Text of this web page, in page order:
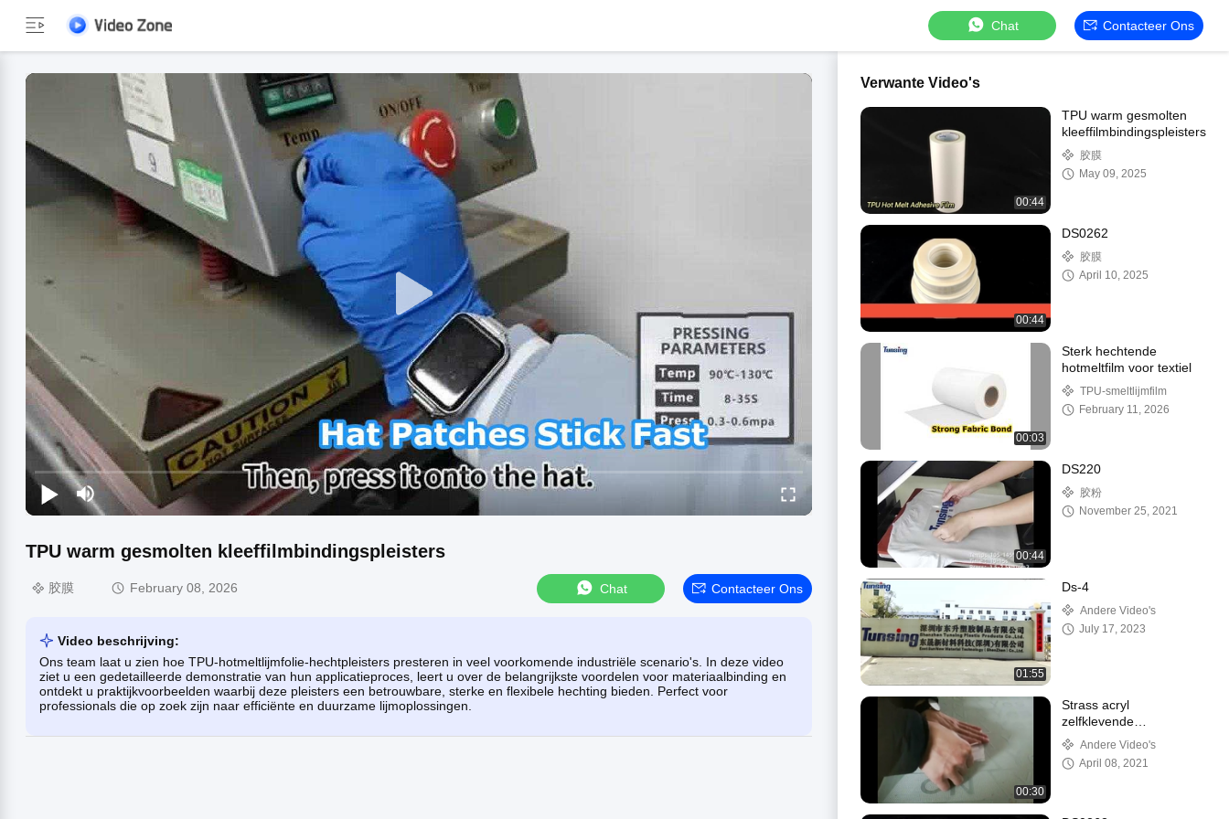
Chat Contacteer Ons
TPU warm gesmolten kleeffilmbindingspleisters
胶膜 February 08, 2026 Chat Contacteer Ons
Video beschrijving:
Ons team laat u zien hoe TPU-hotmeltlijmfolie-hechtpleisters presteren in veel voorkomende industriële scenario's. In deze video
ziet u een gedetailleerde demonstratie van hun applicatieproces, leert u over de belangrijkste voordelen voor materiaalbinding en
ontdekt u praktijkvoorbeelden waarbij deze pleisters een betrouwbare, sterke en flexibele hechting bieden. Perfect voor
professionals die op zoek zijn naar efficiënte en duurzame lijmoplossingen.
Verwante Video's
00:44
TPU warm gesmolten
kleeffilmbindingspleisters
胶膜
May 09, 2025
00:44
DS0262
胶膜
April 10, 2025
00:03
Sterk hechtende
hotmeltfilm voor textiel
TPU-smeltlijmfilm
February 11, 2026
00:44
DS220
胶粉
November 25, 2021
01:55
Ds-4
Andere Video's
July 17, 2023
00:30
Strass acryl
zelfklevende
smeltlijmfilm
drukgevoelige plakband
Andere Video's
April 08, 2021